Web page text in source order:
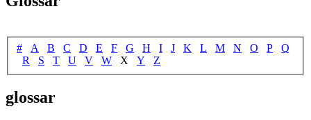
# A B C D E F G H I J K L M N O P
Q
R
S T U V W X Y Z
glossar